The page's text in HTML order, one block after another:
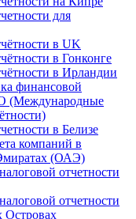
для
в UK
в Гонконге
в Ирландии
финансовой
(Международные
в Белизе
компаний в
(ОАЭ)
отчетности
отчетности
Островах